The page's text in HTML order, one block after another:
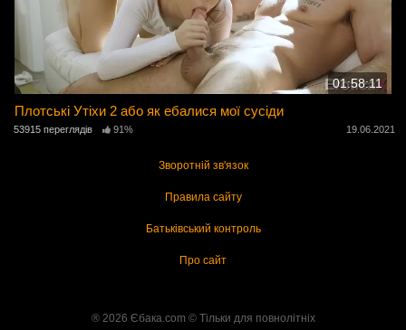
01:58:11
Плотські Утіхи 2 або як ебалися мої сусіди
53915 переглядів 91% 19.06.2021
Зворотній зв'язок
Правила сайту
Батьківський контроль
Про сайт
® 2026 Єбака.com ©️ Тільки для повнолітніх